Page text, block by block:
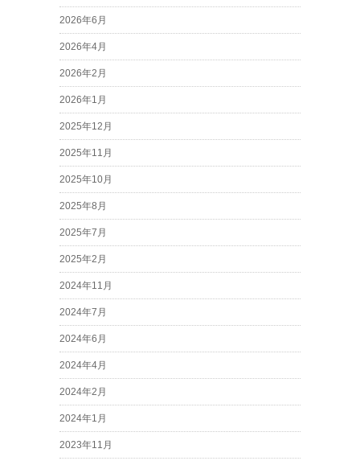
2026年6月
2026年4月
2026年2月
2026年1月
2025年12月
2025年11月
2025年10月
2025年8月
2025年7月
2025年2月
2024年11月
2024年7月
2024年6月
2024年4月
2024年2月
2024年1月
2023年11月